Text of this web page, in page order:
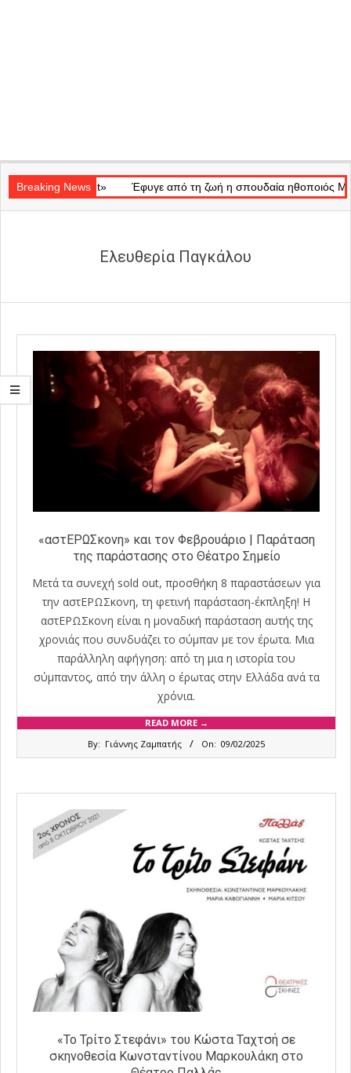
Navigation
Menu
Breaking News
of Light» Έφυγε από τη ζωή η σπουδαία ηθοποιός Μάρω
Ελευθερία Παγκάλου
«αστΕΡΩΣκονη» και τον Φεβρουάριο | Παράταση
της παράστασης στο Θέατρο Σημείο
Μετά τα συνεχή sold out, προσθήκη 8 παραστάσεων για
την αστΕΡΩΣκονη, τη φετινή παράσταση-έκπληξη! Η
αστΕΡΩΣκονη είναι η μοναδική παράσταση αυτής της
χρονιάς που συνδυάζει το σύμπαν με τον έρωτα. Μια
παράλληλη αφήγηση: από τη μια η ιστορία του
σύμπαντος, από την άλλη ο έρωτας στην Ελλάδα ανά τα
χρόνια.
READ MORE →
By: Γιάννης Ζαμπατής On: 09/02/2025
«Το Τρίτο Στεφάνι» του Κώστα Ταχτσή σε
σκηνοθεσία Κωνσταντίνου Μαρκουλάκη στο